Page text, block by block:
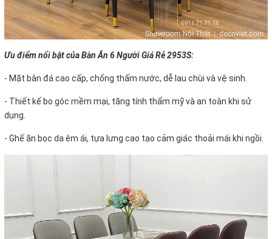
Ưu điểm nổi bật của Bàn Ăn 6 Người Giá Rẻ 2953S:
- Mặt bàn đá cao cấp, chống thấm nước, dễ lau chùi và vệ sinh.
- Thiết kế bo góc mềm mại, tăng tính thẩm mỹ và an toàn khi sử
dụng.
- Ghế ăn bọc da êm ái, tựa lưng cao tạo cảm giác thoải mái khi ngồi.